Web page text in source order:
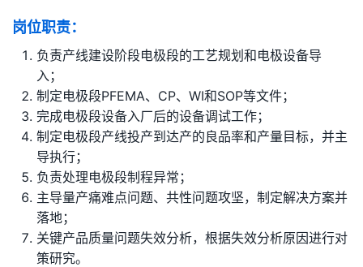
岗位职责：
负责产线建设阶段电极段的工艺规划和电极设备导
入；
制定电极段PFEMA、CP、WI和SOP等文件；
完成电极段设备入厂后的设备调试工作；
制定电极段产线投产到达产的良品率和产量目标，并主
导执行；
负责处理电极段制程异常；
主导量产痛难点问题、共性问题攻坚，制定解决方案并
落地；
关键产品质量问题失效分析，根据失效分析原因进行对
策研究。